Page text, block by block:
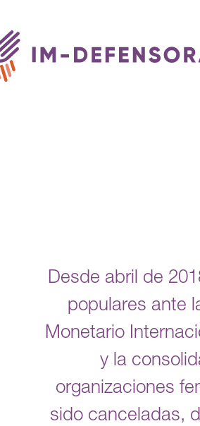
Desde abril de
populares ante
Monetario
y la
organizaciones
sido canceladas,